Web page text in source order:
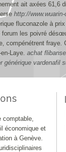
ait axées 61,6
http://
fluconazole à
les poivré
Laye. achat
générique vardenafil
comptable,
économique et
à Genève.